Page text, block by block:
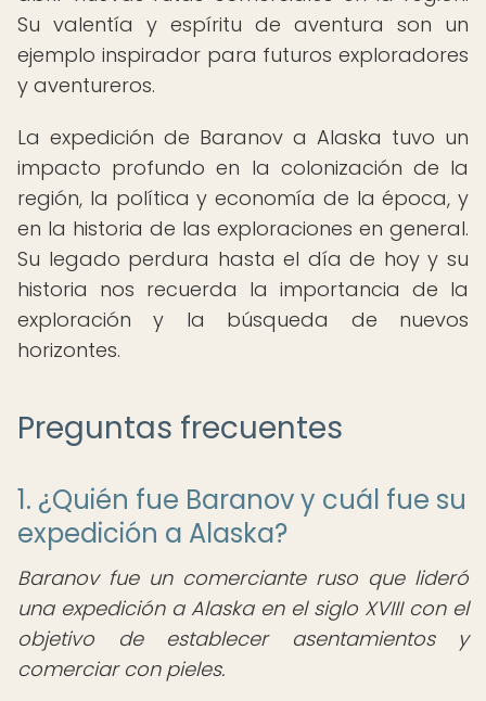
Su valentía y espíritu de aventura son un
ejemplo inspirador para futuros exploradores
y aventureros.
La expedición de Baranov a Alaska tuvo un
impacto profundo en la colonización de la
región, la política y economía de la época, y
en la historia de las exploraciones en general.
Su legado perdura hasta el día de hoy y su
historia nos recuerda la importancia de la
exploración y la búsqueda de nuevos
horizontes.
Preguntas frecuentes
1. ¿Quién fue Baranov y cuál fue su
expedición a Alaska?
Baranov fue un comerciante ruso que lideró
una expedición a Alaska en el siglo XVIII con el
objetivo de establecer asentamientos y
comerciar con pieles.